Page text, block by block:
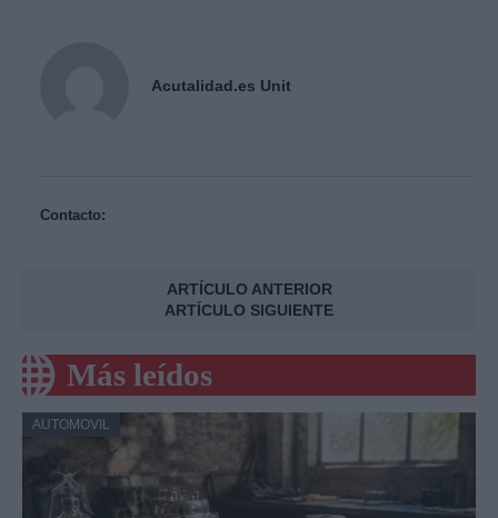
Acutalidad.es Unit
Contacto:
ARTÍCULO ANTERIOR
ARTÍCULO SIGUIENTE
Más leídos
AUTOMOVIL